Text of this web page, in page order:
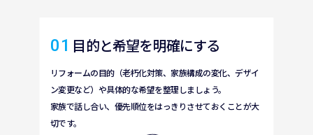
リフォームの 目的（老朽化対策、家族構成の変化、 デザイ
ン変更など）や具体的な希望を整理しましょう。
家族で話し合い、優先順位をはっきりさせておくことが大
切です。
01 目的と希望を明確にする